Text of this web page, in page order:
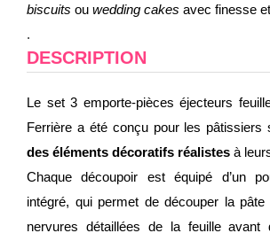
biscuits ou wedding cakes avec finesse
.
DESCRIPTION
Le set 3 emporte-pièces éjecteurs
Ferrière a été conçu pour les pâtissiers
des éléments décoratifs réalistes à
Chaque découpoir est équipé d’un
intégré, qui permet de découper la pâte
nervures détaillées de la feuille avant